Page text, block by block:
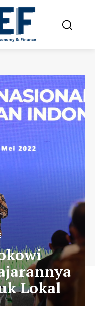
Lokal